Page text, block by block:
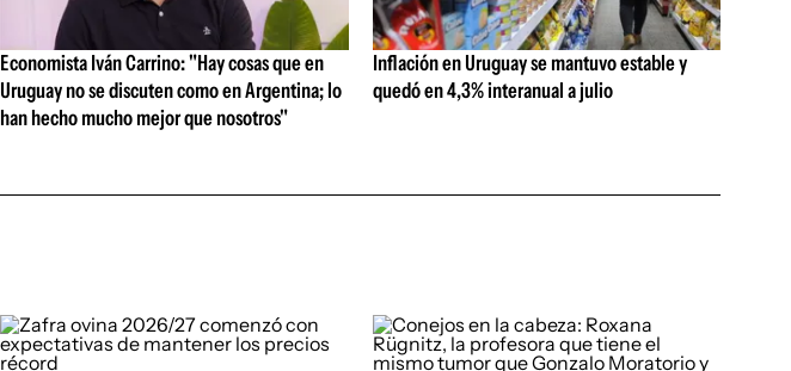
Economista Iván Carrino: "Hay cosas que en
Uruguay no se discuten como en Argentina; lo
han hecho mucho mejor que nosotros"
Inflación en Uruguay se mantuvo estable y
quedó en 4,3% interanual a julio